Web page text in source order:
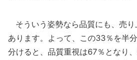
そういう姿勢なら品質にも、売
あります。よって、この33％を半
分けると、品質重視は67％となり